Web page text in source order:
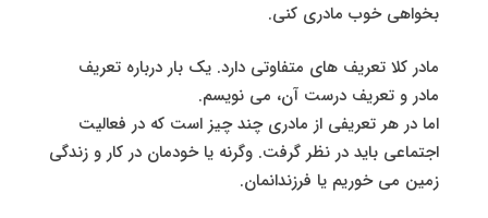
بخواهی خوب مادری کنی.
مادر کلا تعریف های متفاوتی دارد. یک بار درباره تعریف
مادر و تعریف درست آن، می نویسم.
اما در هر تعریفی از مادری چند چیز است که در فعالیت
اجتماعی باید در نظر گرفت. وگرنه یا خودمان در کار و زندگی
زمین می خوریم یا فرزندانمان.